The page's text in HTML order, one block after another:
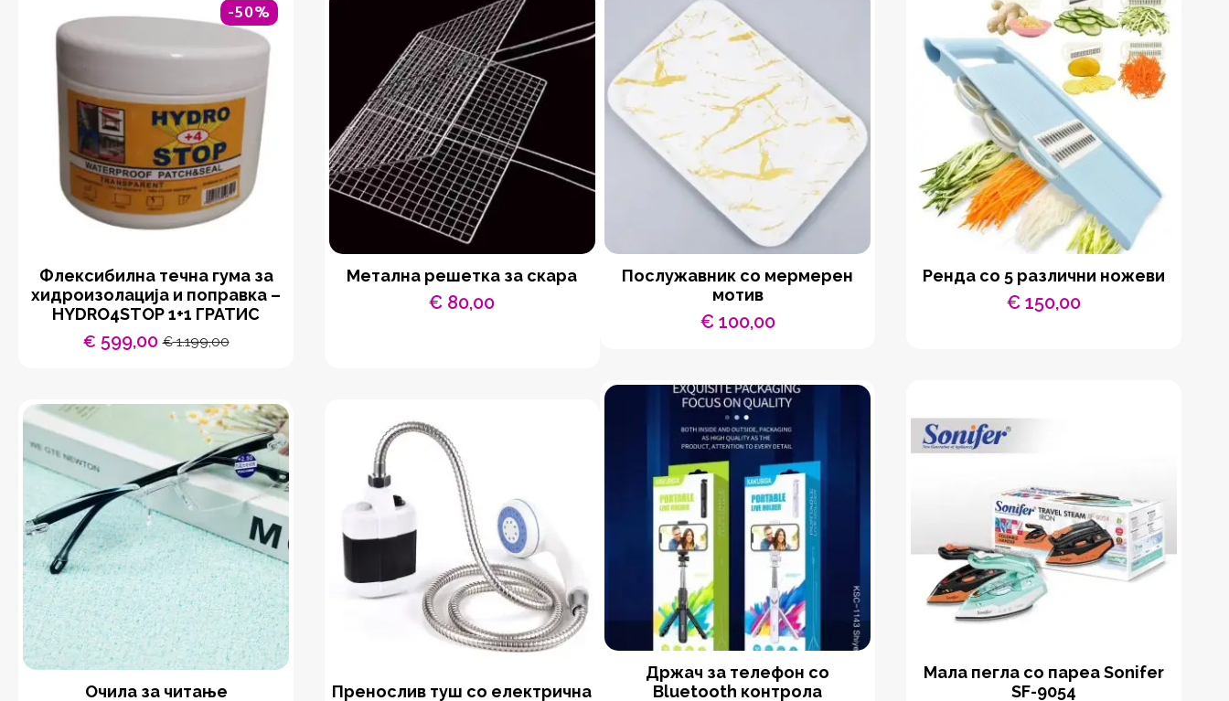
-50%
Флексибилна течна гума за
хидроизолација и поправка –
HYDRO4STOP 1+1 ГРАТИС
€1.199,00
Original
€ 1.199,00.
€ 599,00Current
€ 599,00.
Метална решетка за скара
€ 80,00
Очила за читање
Пренослив туш со електрична
Послужавник со мермерен
мотив
€100,00
Ренда со 5 различни ножеви
€150,00
Држач за телефон со
Bluetooth контрола
Мала пегла со пареа Sonifer
SF-9054